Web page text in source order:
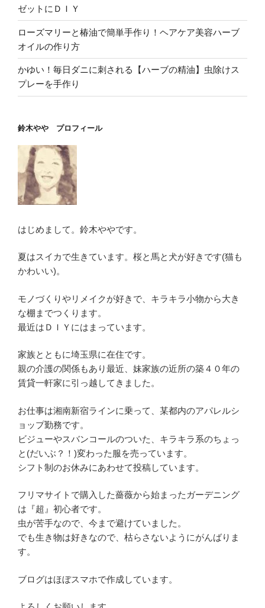
ゼットにＤＩＹ
ローズマリーと椿油で簡単手作り！ヘアケア美容ハーブ
オイルの作り方
かゆい！毎日ダニに刺される【ハーブの精油】虫除けス
プレーを手作り
鈴木やや プロフィール
はじめまして。鈴木ややです。
夏はスイカで生きています。桜と馬と犬が好きです(猫も
かわいい)。
モノづくりやリメイクが好きで、キラキラ小物から大き
な棚までつくります。
最近はＤＩＹにはまっています。
家族とともに埼玉県に在住です。
親の介護の関係もあり最近、妹家族の近所の築４０年の
賃貸一軒家に引っ越してきました。
お仕事は湘南新宿ラインに乗って、某都内のアパレルシ
ョップ勤務です。
ビジューやスバンコールのついた、キラキラ系のちょっ
と(だいぶ？！)変わった服を売っています。
シフト制のお休みにあわせて投稿しています。
フリマサイトで購入した薔薇から始まったガーデニング
は『超』初心者です。
虫が苦手なので、今まで避けていました。
でも生き物は好きなので、枯らさないようにがんばりま
す。
ブログはほぼスマホで作成しています。